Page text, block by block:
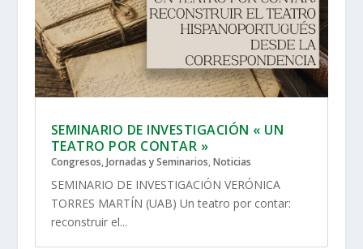
SEMINARIO DE INVESTIGACIÓN « UN
TEATRO POR CONTAR »
Congresos, Jornadas y Seminarios, Noticias
SEMINARIO DE INVESTIGACIÓN VERÓNICA
TORRES MARTÍN (UAB) Un teatro por contar:
reconstruir el...